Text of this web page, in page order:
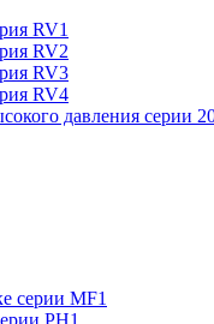
RV1
RV2
RV3
RV4
давления серии
серии MF1
PH1